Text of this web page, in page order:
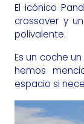
El icónico
crossover y
polivalente.
Es un coche
hemos
espacio si